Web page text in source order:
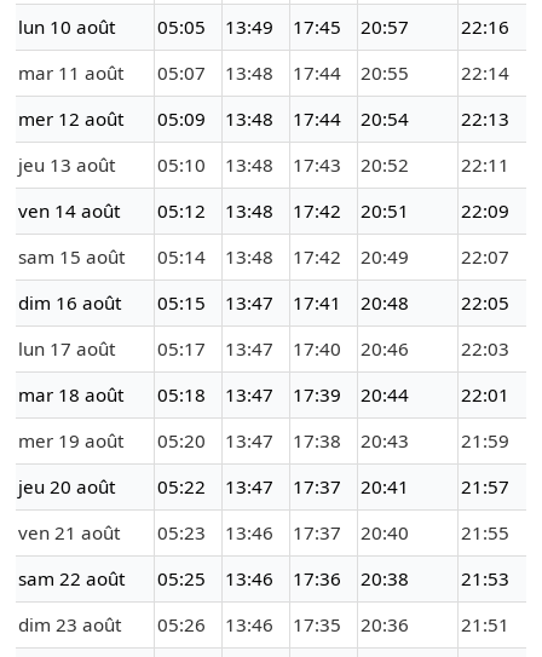
lun 10 août
05:05 13:49 17:45 20:57
22:16
mar 11 août
05:07 13:48 17:44 20:55
22:14
mer 12 août
05:09 13:48 17:44 20:54
22:13
jeu 13 août
05:10 13:48 17:43 20:52
22:11
ven 14 août
05:12 13:48 17:42 20:51
22:09
sam 15 août
05:14 13:48 17:42 20:49
22:07
dim 16 août
05:15 13:47 17:41 20:48
22:05
lun 17 août
05:17 13:47 17:40 20:46
22:03
mar 18 août
05:18 13:47 17:39 20:44
22:01
mer 19 août
05:20 13:47 17:38 20:43
21:59
jeu 20 août
05:22 13:47 17:37 20:41
21:57
ven 21 août
05:23 13:46 17:37 20:40
21:55
sam 22 août
05:25 13:46 17:36 20:38
21:53
dim 23 août
05:26 13:46 17:35 20:36
21:51